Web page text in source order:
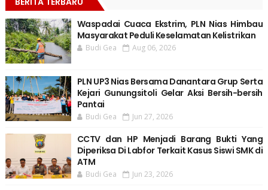
Waspadai Cuaca Ekstrim, PLN Nias Himbau
Masyarakat Peduli Keselamatan Kelistrikan
Budi Gea Aug 06, 2026
PLN UP3 Nias Bersama Danantara Grup Serta
Kejari Gunungsitoli Gelar Aksi Bersih-bersih
Pantai
Budi Gea Jun 27, 2026
CCTV dan HP Menjadi Barang Bukti Yang
Diperiksa Di Labfor Terkait Kasus Siswi SMK di
ATM
Budi Gea Jun 23, 2026